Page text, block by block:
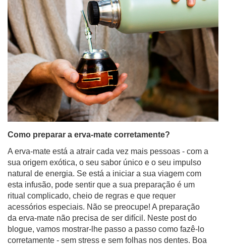
Como preparar a erva-mate corretamente?
A erva-mate está a atrair cada vez mais pessoas - com a
sua origem exótica, o seu sabor único e o seu impulso
natural de energia. Se está a iniciar a sua viagem com
esta infusão, pode sentir que a sua preparação é um
ritual complicado, cheio de regras e que requer
acessórios especiais. Não se preocupe! A preparação
da erva-mate não precisa de ser difícil. Neste post do
blogue, vamos mostrar-lhe passo a passo como fazê-lo
corretamente - sem stress e sem folhas nos dentes. Boa